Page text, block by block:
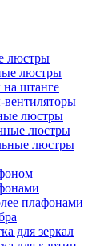
люстры
люстры
штанге
люстры
люстры
люстры
плафонами
для зеркал